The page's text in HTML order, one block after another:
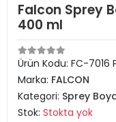
Falcon Sprey
400 ml
Ürün Kodu: FC-7016
Marka: FALCON
Kategori: Sprey
Stok: Stokta yok